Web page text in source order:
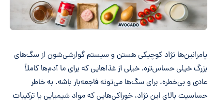
پامرانین‌ها نژاد کوچیکی هستن و سیستم گوارشی‌شون از سگ‌های
بزرگ خیلی حساس‌تره. خیلی از غذاهایی که برای ما آدم‌ها کاملاً
عادی و بی‌خطره، برای سگ‌ها می‌تونه فاجعه‌بار باشه. به خاطر
حساسیت بالای این نژاد، خوراکی‌هایی که مواد شیمیایی یا ترکیبات